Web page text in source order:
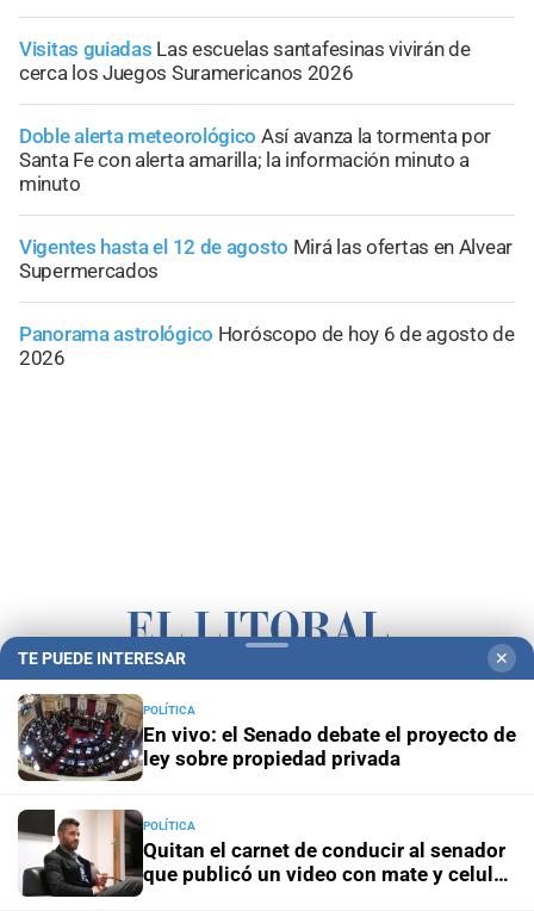
Visitas guiadas Las escuelas santafesinas vivirán de
cerca los Juegos Suramericanos 2026
Doble alerta meteorológico Así avanza la tormenta por
Santa Fe con alerta amarilla; la información minuto a
minuto
Vigentes hasta el 12 de agosto Mirá las ofertas en Alvear
Supermercados
Panorama astrológico Horóscopo de hoy 6 de agosto de
2026
Campolitoral Revista Nosotros
Podcasts Mirador Provincial VivíMejor SF Puerto Negocios
TE PUEDE INTERESAR ✕
POLÍTICA
En vivo: el Senado debate el proyecto de
ley sobre propiedad privada
POLÍTICA
Quitan el carnet de conducir al senador
que publicó un video con mate y celular